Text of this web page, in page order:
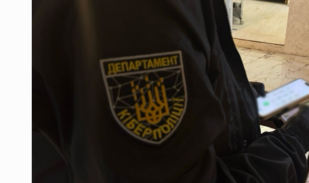
Сили оборони вдарили по комплексах С-400
У Чернівецькій області зафіксували землетрус
09.08.2026 | 11:12 Проїзд до кордону ускладнений: водіїв